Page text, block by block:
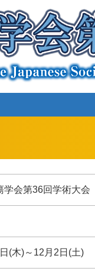
学会第36回学術大会
(木)～12月2日(土)